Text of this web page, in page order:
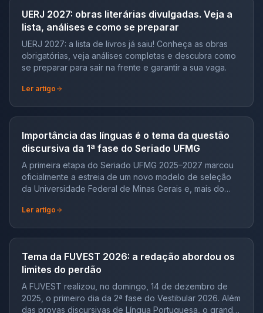
UERJ 2027: obras literárias divulgadas. Veja a
lista, análises e como se preparar
UERJ 2027: a lista de livros já saiu! Conheça as obras
obrigatórias, veja análises completas e descubra como
se preparar para sair na frente e garantir a sua vaga.
Ler artigo
Importância das línguas é o tema da questão
discursiva da 1ª fase do Seriado UFMG
A primeira etapa do Seriado UFMG 2025–2027 marcou
oficialmente a estreia de um novo modelo de seleção
da Universidade Federal de Minas Gerais e, mais do
a instituição pretende formar e selecionar ao longo dos
tradicionais, alinhadas à Base Nacional Comum
caráter reflexivo e argumentativo, que exigiu domínio
da escrita, leitura crítica e capacidade de articulação de
ideias. Esse equilíbrio entre objetividade e
argumentação mostra que o seriado não avalia apenas
conteúdo, mas também maturidade intelectual desde a
Ler artigo
Tema da FUVEST 2026: a redação abordou os
limites do perdão
A FUVEST realizou, no domingo, 14 de dezembro de
2025, o primeiro dia da 2ª fase do Vestibular 2026. Além
das provas discursivas de Língua Portuguesa, o grande